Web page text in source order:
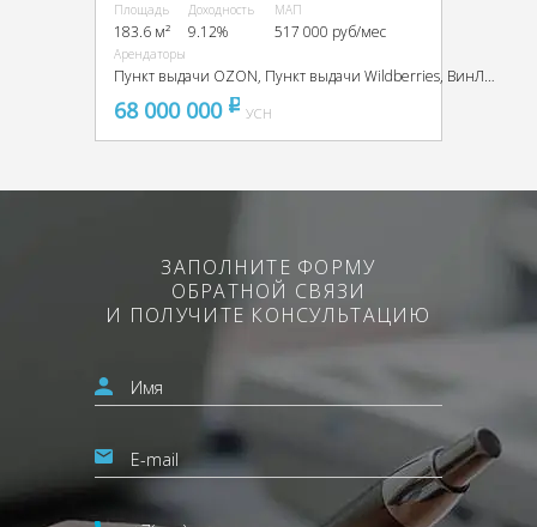
Площадь
183.6 м²
Доходность
9.12%
МАП
517 000 руб/мес
Арендаторы
Пункт выдачи OZON, Пункт выдачи Wildberries, ВинЛаб
68 000 000 pуб
УСН
ЗАПОЛНИТЕ ФОРМУ
ОБРАТНОЙ СВЯЗИ
И ПОЛУЧИТЕ КОНСУЛЬТАЦИЮ